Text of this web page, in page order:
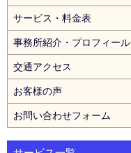
サービス・料金表
事務所紹介・プロフィール
交通アクセス
お客様の声
お問い合わせフォーム